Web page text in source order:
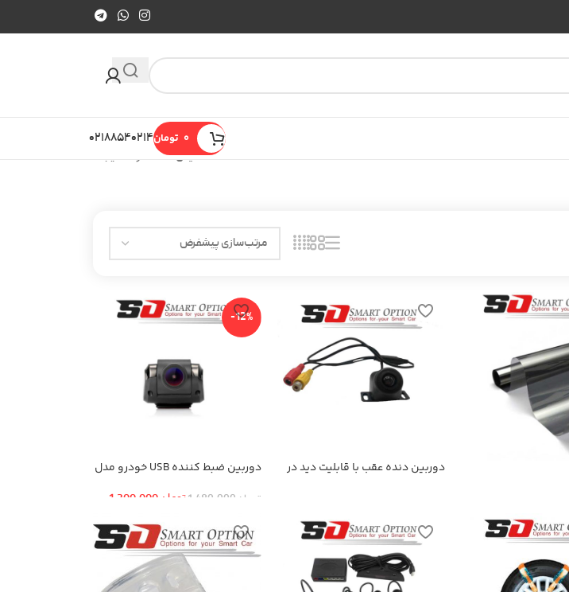
تومان۰۲۱۸۸۵۴۰۲۱۴
نمایش 13–19 از 19 نتیجه
دوربین دنده عقب با قابلیت دید در
-12%
دوربین ضبط کننده USB خودرو مدل
عقب
تومان تومان 1,300,000